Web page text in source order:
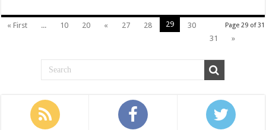
Page 29 of 31
« First ... 10 20 « 27 28 29
30
31
»